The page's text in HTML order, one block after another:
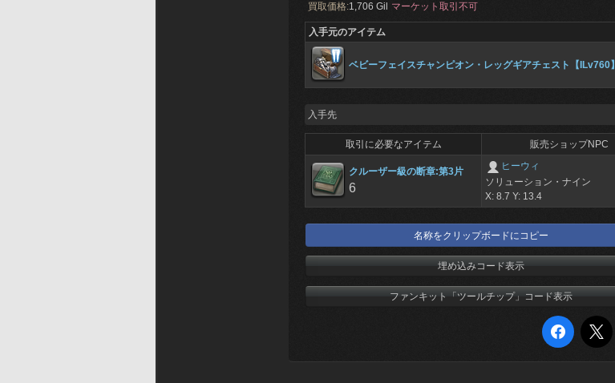
買取価格:1,706 Gil マーケット取引不可
入手元のアイテム
ベビーフェイスチャンピオン・レッグギアチェスト【ILv760】
入手先
取引に必要なアイテム 販売ショップNPC
クルーザー級の断章:第3片
6
ヒーウィ
ソリューション・ナイン
X: 8.7 Y: 13.4
名称をクリップボードにコピー
埋め込みコード表示
ファンキット「ツールチップ」コード表示